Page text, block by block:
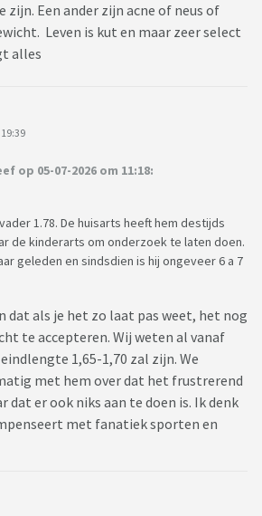
Een ander zijn acne of neus of
Leven is kut en maar zeer select
alles
op 05-07-2026 om 11:18:
1.78. De huisarts heeft hem destijds
de kinderarts om onderzoek te laten doen.
geleden en sindsdien is hij ongeveer 6 a 7
dat als je het zo laat pas weet, het nog
te accepteren. Wij weten al vanaf
1,65-1,70 zal zijn. We
met hem over dat het frustrerend
dat er ook niks aan te doen is. Ik denk
met fanatiek sporten en